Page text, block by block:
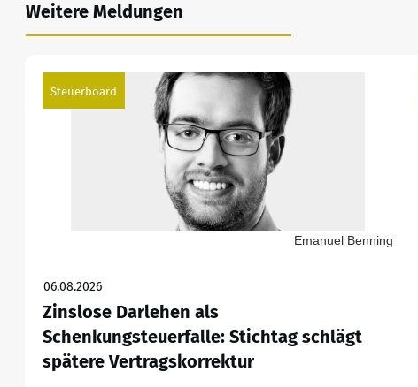
Weitere Meldungen
Steuerboard
Emanuel Benning
06.08.2026
Zinslose Darlehen als
Schenkungsteuerfalle: Stichtag schlägt
spätere Vertragskorrektur